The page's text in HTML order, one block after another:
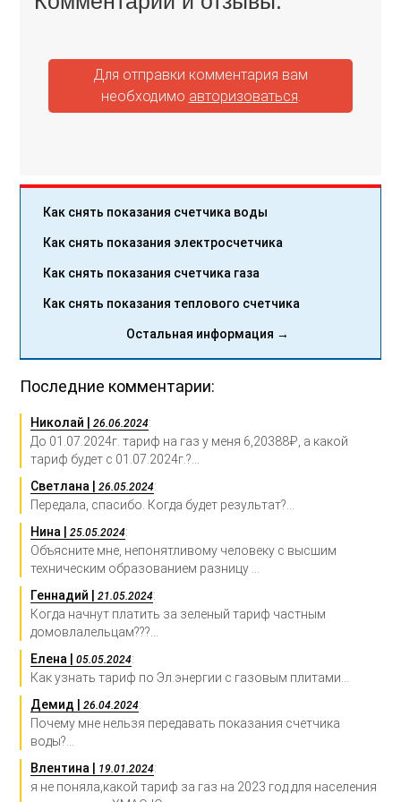
Для отправки комментария вам
необходимо авторизоваться
Как снять показания счетчика воды
Как снять показания электросчетчика
Как снять показания счетчика газа
Как снять показания теплового счетчика
Остальная информация →
Последние комментарии:
Николай |26.06.2024:
До 01.07.2024г. тариф на газ у меня 6,20388₽, а какой
тариф будет с 01.07.2024г.?...
Светлана |26.05.2024:
Передала, спасибо. Когда будет результат?...
Нина |25.05.2024:
Объясните мне, непонятливому человеку с высшим
техническим образованием разницу ...
Геннадий |21.05.2024:
Когда начнут платить за зеленый тариф частным
домовлалельцам???...
Елена |05.05.2024:
Как узнать тариф по Эл.энергии с газовым плитами...
Демид |26.04.2024:
Почему мне нельзя передавать показания счетчика
воды?...
Влентина |
19.01.2024:
я не поняла,какой тариф за газ на 2023 год для населения